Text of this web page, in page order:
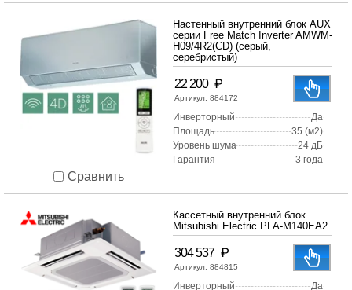
Сравнить
Настенный внутренний блок AUX
серии Free Match Inverter AMWM-
H09/4R2(CD) (серый,
серебристый)
22 200 ₽
Артикул: 884172
Инверторный
Да
Площадь
35 (м2)
Уровень шума
24 дБ
Гарантия
3 года
Кассетный внутренний блок
Mitsubishi Electric PLA-M140EA2
304 537 ₽
Артикул: 884815
Инверторный Да